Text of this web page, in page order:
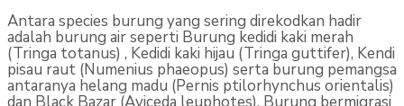
Antara species burung yang sering direkodkan hadir
adalah burung air seperti Burung kedidi kaki merah
(Tringa totanus) , Kedidi kaki hijau (Tringa guttifer), Kendi
pisau raut (Numenius phaeopus) serta burung pemangsa
antaranya helang madu (Pernis ptilorhynchus orientalis)
dan Black Bazar (Aviceda leuphotes). Burung bermigrasi